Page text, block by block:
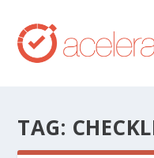
TAG: